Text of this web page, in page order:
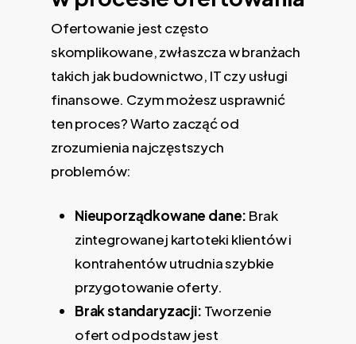
Ofertowanie jest często
skomplikowane, zwłaszcza w branżach
takich jak budownictwo, IT czy usługi
finansowe. Czym możesz usprawnić
ten proces? Warto zacząć od
zrozumienia najczęstszych
problemów:
Nieuporządkowane dane: Brak
zintegrowanej kartoteki klientów i
kontrahentów utrudnia szybkie
przygotowanie oferty.
Brak standaryzacji: Tworzenie
ofert od podstaw jest